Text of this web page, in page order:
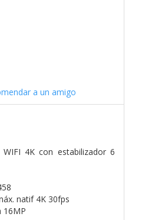
a un amigo
4K con estabilizador 6
natif 4K 30fps
16MP